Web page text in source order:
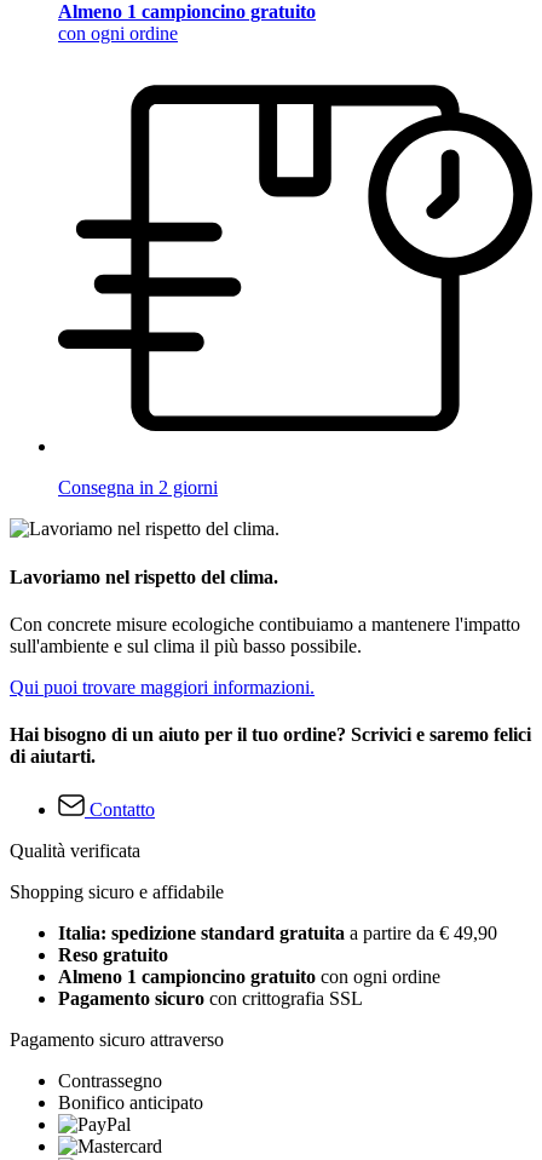
Almeno 1 campioncino gratuito
con ogni ordine
Consegna in 2 giorni
Lavoriamo nel rispetto del clima.
Con concrete misure ecologiche contibuiamo a mantenere l'impatto
sull'ambiente e sul clima il più basso possibile.
Qui puoi trovare maggiori informazioni.
Hai bisogno di un aiuto per il tuo ordine? Scrivici e saremo felici
di aiutarti.
Contatto
Qualità verificata
Shopping sicuro e affidabile
Italia: spedizione standard gratuita a partire da € 49,90
Reso gratuito
Almeno 1 campioncino gratuito con ogni ordine
Pagamento sicuro con crittografia SSL
Pagamento sicuro attraverso
Contrassegno
Bonifico anticipato